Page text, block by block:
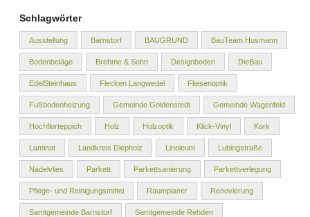
Schlagwörter
Ausstellung Barnstorf BAUGRUND BauTeam Husmann
Bodenbeläge Brehme & Sohn Designboden DieBau
EdelSteinhaus Flecken Langwedel Fliesenoptik
Fußbodenheizung Gemeinde Goldenstedt Gemeinde Wagenfeld
Hochflorteppich Holz Holzoptik Klick-Vinyl Kork
Laminat Landkreis Diepholz Linoleum Lubingstraße
Nadelvlies Parkett Parkettsanierung Parkettverlegung
Pflege- und Reinigungsmittel Raumplaner Renovierung
Samtgemeinde Barnstorf Samtgemeinde Rehden